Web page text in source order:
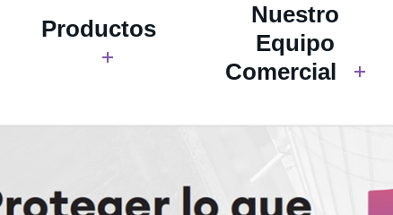
Productos
Nuestro
Equipo
Comercial